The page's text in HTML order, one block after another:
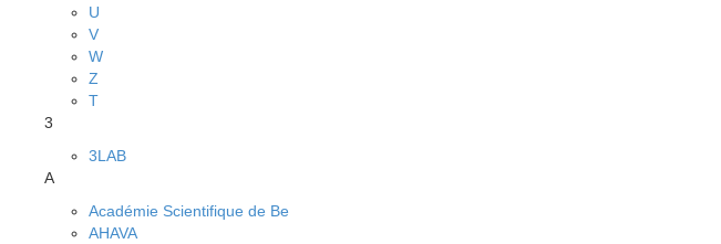
U
V
W
Z
Т
3
3LAB
A
Académie Scientifique de Be
AHAVA